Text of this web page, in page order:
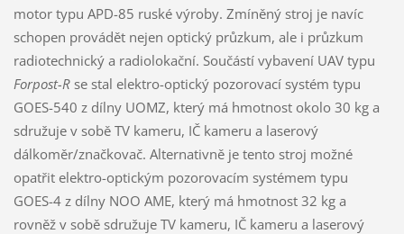
motor typu APD-85 ruské výroby. Zmíněný stroj je navíc
schopen provádět nejen optický průzkum, ale i průzkum
radiotechnický a radiolokační. Součástí vybavení UAV typu
Forpost-Rse stal elektro-optický pozorovací systém typu
GOES-540 z dílny UOMZ, který má hmotnost okolo 30 kg a
sdružuje v sobě TV kameru, IČ kameru a laserový
dálkoměr/značkovač. Alternativně je tento stroj možné
opatřit elektro-optickým pozorovacím systémem typu
GOES-4 z dílny NOO AME, který má hmotnost 32 kg a
rovněž v sobě sdružuje TV kameru, IČ kameru a laserový